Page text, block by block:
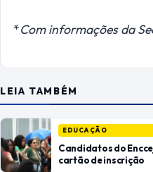
*Com informações da
LEIA TAMBÉM
EDUCAÇÃO
Candidatos do
cartão de inscrição